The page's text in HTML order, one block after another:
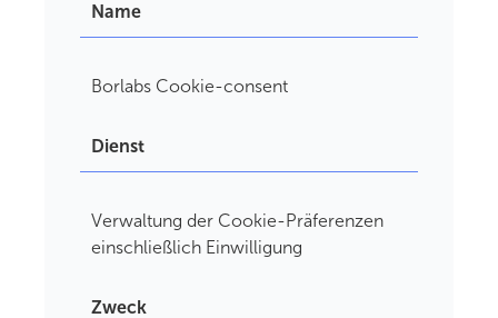
Name
Borlabs Cookie-consent
Dienst
Verwaltung der Cookie-Präferenzen
einschließlich Einwilligung
Zweck